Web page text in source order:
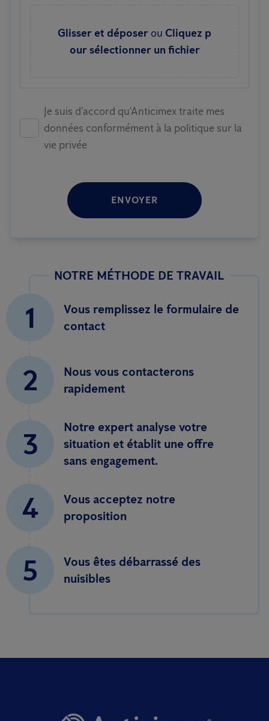
Glisser et déposerou Cliquez p
our sélectionner un fichier
Je suis d'accord qu'Anticimex traite mes
données conformément à la politique sur la
vie privée
ENVOYER
NOTRE MÉTHODE DE TRAVAIL
1
Vous remplissez le formulaire de
contact
2
Nous vous contacterons
rapidement
3
Notre expert analyse votre
situation et établit une offre
sans engagement.
4
Vous acceptez notre
proposition
5
Vous êtes débarrassé des
nuisibles